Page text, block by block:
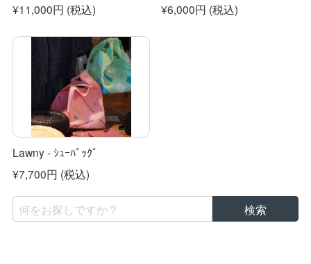
¥11,000円 (税込)
¥6,000円 (税込)
Lawny - ｼｭｰﾊﾞｯｸﾞ
¥7,700円 (税込)